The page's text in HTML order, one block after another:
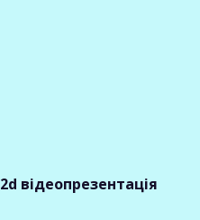
2d відеопрезентація